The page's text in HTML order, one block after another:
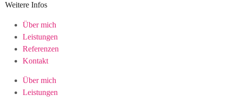
Weitere Infos
Über mich
Leistungen
Referenzen
Kontakt
Über mich
Leistungen